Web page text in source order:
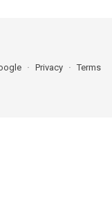
Privacy Terms